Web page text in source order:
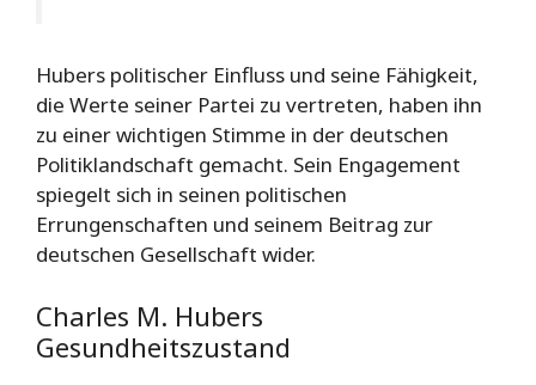
Hubers politischer Einfluss und seine Fähigkeit,
die Werte seiner Partei zu vertreten, haben ihn
zu einer wichtigen Stimme in der deutschen
Politiklandschaft gemacht. Sein Engagement
spiegelt sich in seinen politischen
Errungenschaften und seinem Beitrag zur
deutschen Gesellschaft wider.
Charles M. Hubers
Gesundheitszustand